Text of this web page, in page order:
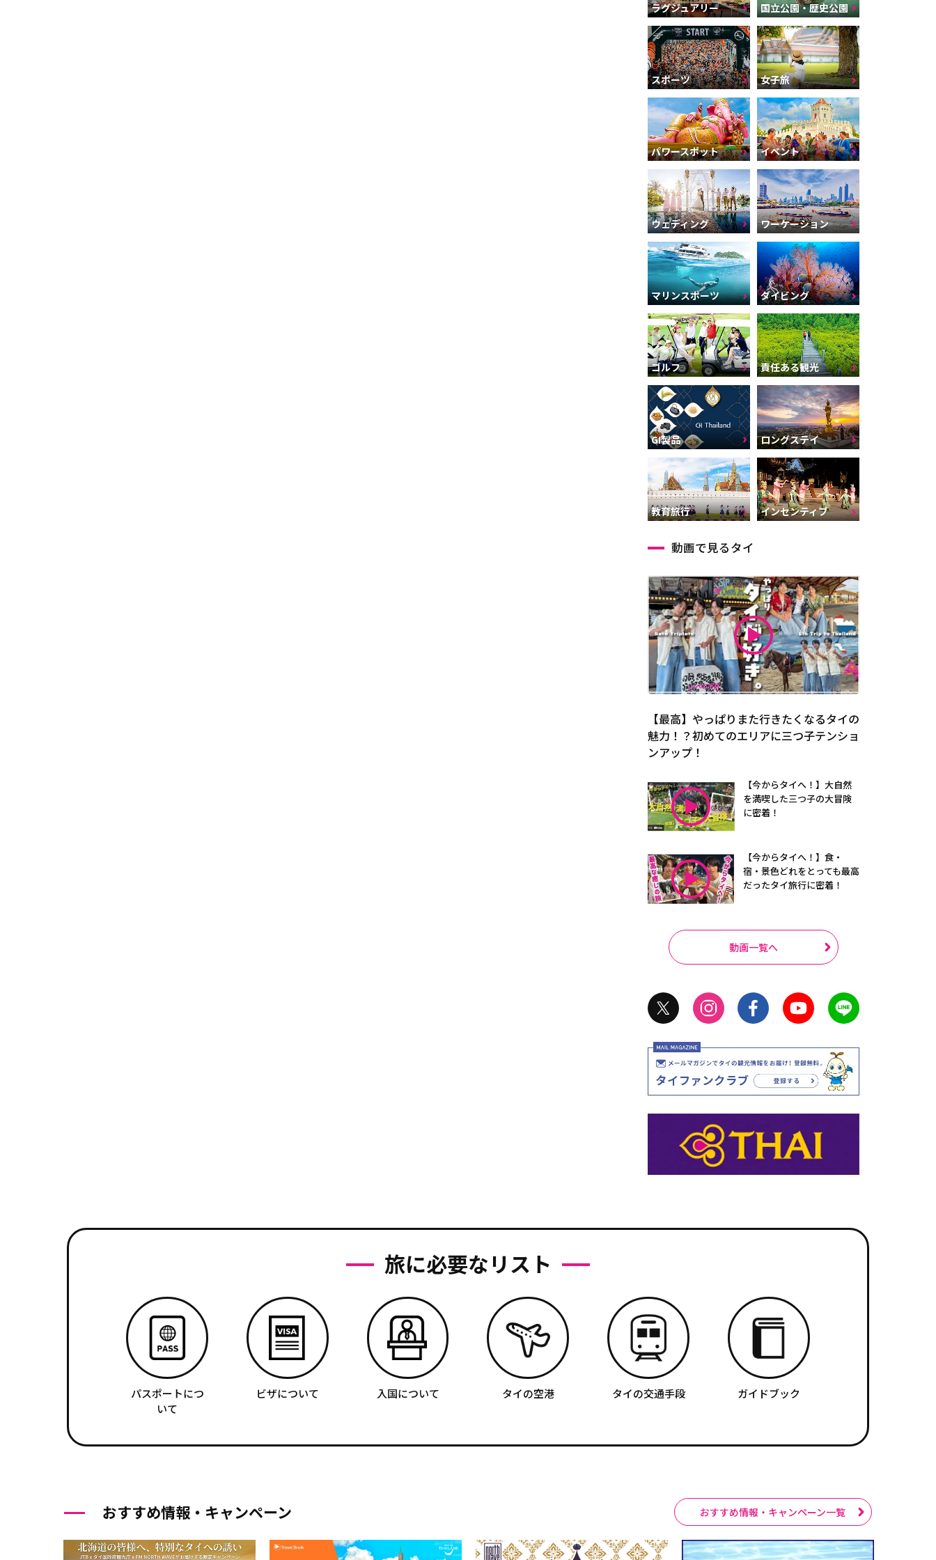
ラグジュアリー 国立公園・歴史公園
スポーツ 女子旅
パワースポット イベント
ウェディング ワーケーション
マリンスポーツ ダイビング
ゴルフ 責任ある観光
GI製品 ロングステイ
教育旅行 インセンティブ
動画で見るタイ
【最高】やっぱりまた行きたくなるタイの
魅力！？初めてのエリアに三つ子テンショ
ンアップ！
【今からタイへ！】大自然
を満喫した三つ子の大冒険
に密着！
【今からタイへ！】食・
宿・景色どれをとっても最高
だったタイ旅行に密着！
動画一覧へ
旅に必要なリスト
パスポートにつ
いて
ビザについて 入国について タイの空港 タイの交通手段 ガイドブック
おすすめ情報・キャンペーン おすすめ情報・キャンペーン一覧